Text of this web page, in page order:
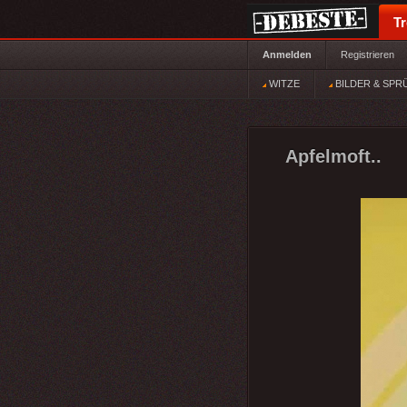
Anmelden Registrieren
WITZE BILDER &
Apfelmoft..